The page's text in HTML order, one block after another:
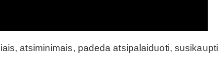
atsiminimais, padeda atsipalaiduoti, susikaupti